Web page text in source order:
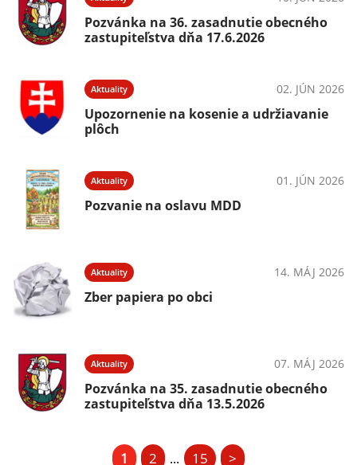
Pozvánka na 36. zasadnutie obecného
zastupiteľstva dňa 17.6.2026
Aktuality 02. JÚN 2026
Upozornenie na kosenie a udržiavanie
plôch
Aktuality 01. JÚN 2026
Pozvanie na oslavu MDD
Aktuality 14. MÁJ 2026
Zber papiera po obci
Aktuality 07. MÁJ 2026
Pozvánka na 35. zasadnutie obecného
zastupiteľstva dňa 13.5.2026
1 2 ... 15 >